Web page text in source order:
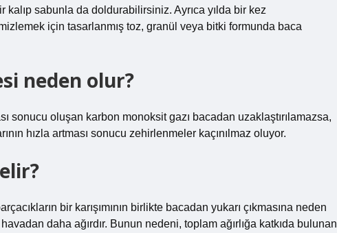
kalıp sabunla da doldurabilirsiniz. Ayrıca yılda bir kez
için tasarlanmış toz, granül veya bitki formunda baca
neden olur?
sonucu oluşan karbon monoksit gazı bacadan uzaklaştırılamazsa,
hızla artması sonucu zehirlenmeler kaçınılmaz oluyor.
bir karışımının birlikte bacadan yukarı çıkmasına neden
daha ağırdır. Bunun nedeni, toplam ağırlığa katkıda bulunan